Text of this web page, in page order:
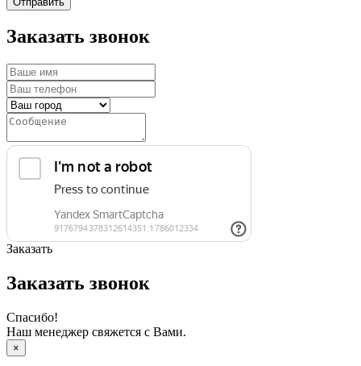
Заказать звонок
Заказать
Заказать звонок
Спасибо!
Наш менеджер свяжется с Вами.
×